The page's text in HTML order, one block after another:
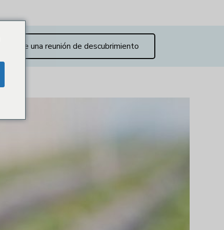
Reserve una reunión de descubrimiento